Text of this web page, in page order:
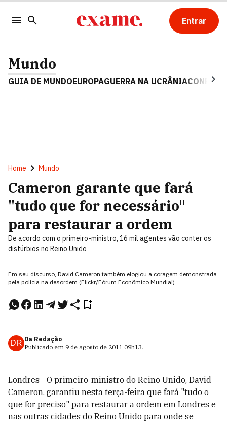
Entrar
Mundo
GUIA DE MUNDOEUROPAGUERRA NA UCRÂNIA
Home Mundo
Cameron garante que fará
"tudo que for necessário"
para restaurar a ordem
De acordo com o primeiro-ministro, 16 mil agentes vão conter os
distúrbios no Reino Unido
Em seu discurso, David Cameron também elogiou a coragem demonstrada
pela polícia na desordem (Flickr/Fórum Econômico Mundial)
DR Da Redação
Publicado em 9 de agosto de 2011 09h13.
Londres - O primeiro-ministro do Reino Unido, David
Cameron, garantiu nesta terça-feira que fará "tudo o
que for preciso" para restaurar a ordem em Londres e
nas outras cidades do Reino Unido para onde se